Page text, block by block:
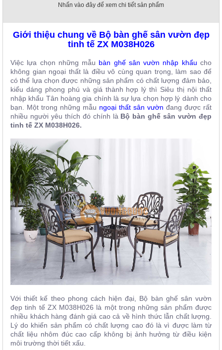
Nhà
Hàng
Hàng
Nhấn vào đây để xem chi tiết sản phẩm
Giới thiệu chung về Bộ bàn ghế sân vườn đẹp
tinh tế ZX M038H026
Việc lựa chọn những mẫu bàn ghế sân vườn nhập khẩu cho
không gian ngoại thất là điều vô cùng quan trọng, làm sao để
có thể lựa chọn được những sản phẩm có chất lượng đảm bảo,
kiểu dáng phong phú và giá thành hợp lý thì Siêu thị nội thất
nhập khẩu Tân hoàng gia chính là sự lựa chọn hợp lý dành cho
bạn. Một trong những mẫu ngoại thất sân vườn đang được rất
nhiều người yêu thích đó chính là Bộ bàn ghế sân vườn đẹp
tinh tế ZX M038H026.
Với thiết kế theo phong cách hiện đại, Bộ bàn ghế sân vườn
đẹp tinh tế ZX M038H026 là một trong những sản phẩm được
nhiều khách hàng đánh giá cao cả về hình thức lẫn chất lượng.
Lý do khiến sản phẩm có chất lượng cao đó là vì được làm từ
chất liệu nhôm đúc cao cấp không bị ảnh hưởng từ điều kiện
môi trường thời tiết xấu.